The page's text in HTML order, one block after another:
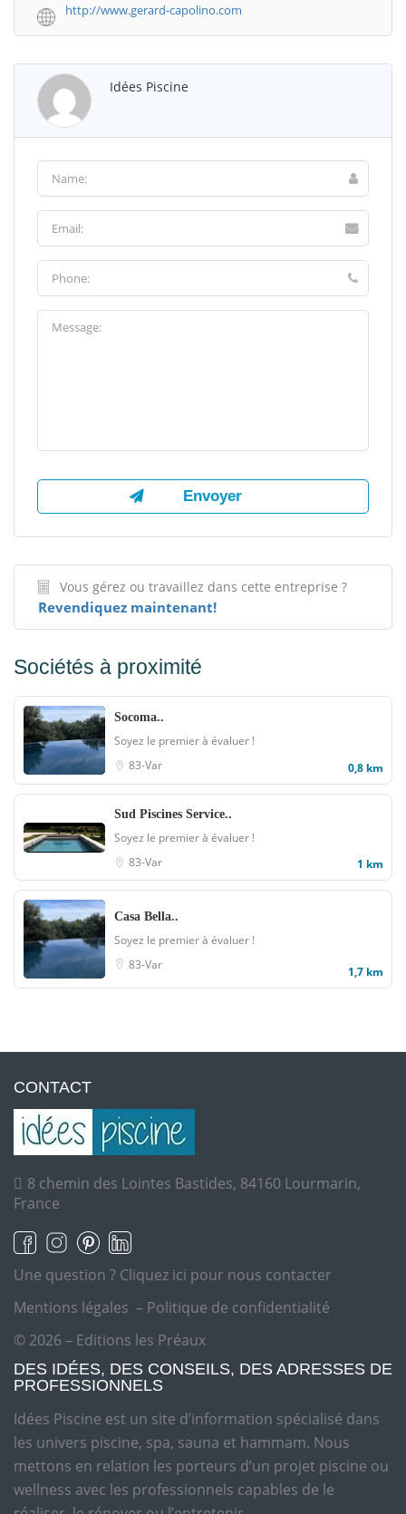
http://www.gerard-capolino.com
Idées Piscine
Vous gérez ou travaillez dans cette entreprise ?
Revendiquez maintenant!
Sociétés à proximité
Socoma..
Soyez le premier à évaluer !
83-Var
0,8 km
Sud Piscines Service..
Soyez le premier à évaluer !
83-Var
1 km
Casa Bella..
Soyez le premier à évaluer !
83-Var
1,7 km
CONTACT
8 chemin des Lointes Bastides, 84160 Lourmarin,
France
Une question ? Cliquez ici pour nous contacter
Mentions légales – Politique de confidentialité
© 2026 – Editions les Préaux
DES IDÉES, DES CONSEILS, DES ADRESSES DE
PROFESSIONNELS
Idées Piscine est un site d’information spécialisé dans
les univers piscine, spa, sauna et hammam. Nous
mettons en relation les porteurs d’un projet piscine ou
wellness avec les professionnels capables de le